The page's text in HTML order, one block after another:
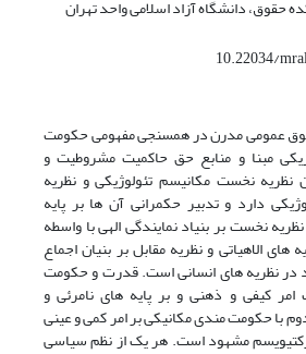
حقوق، دانشگاه آزاد اسلامی واحد تهران
10.22034/
عمومی مدرن در همسنجی مفهومی حکومت
مبنا و منابع حق حاکمیت مشروطیت و
نخست مکانیسم تئولوژیکی و نظریه
دارد و تدبیر حکمرانی آن ها بر پایه
نخست بر بنیاد نمایندگی الهی با واسطه
الاهیاتی و نظریه مقابل بر بنیان اجماع
در نظریه های انسانی است. قدرت و حکومت
کیفی و ذهنی و بر پایه های نامرئی و
با حکومت مندی مکانیکی بر امر کمی و عینی
مشهود است. هر یک از نظم سیاسی